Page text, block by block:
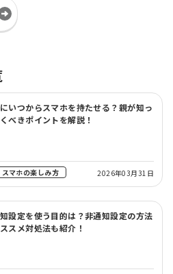
いつからスマホを持たせる？親が知っ
べきポイントを解説！
スマホの楽しみ方 2026年03月31日
設定を使う目的は？非通知設定の方法
スメ対処法も紹介！